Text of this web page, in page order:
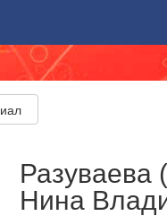
Разуваева
Нина